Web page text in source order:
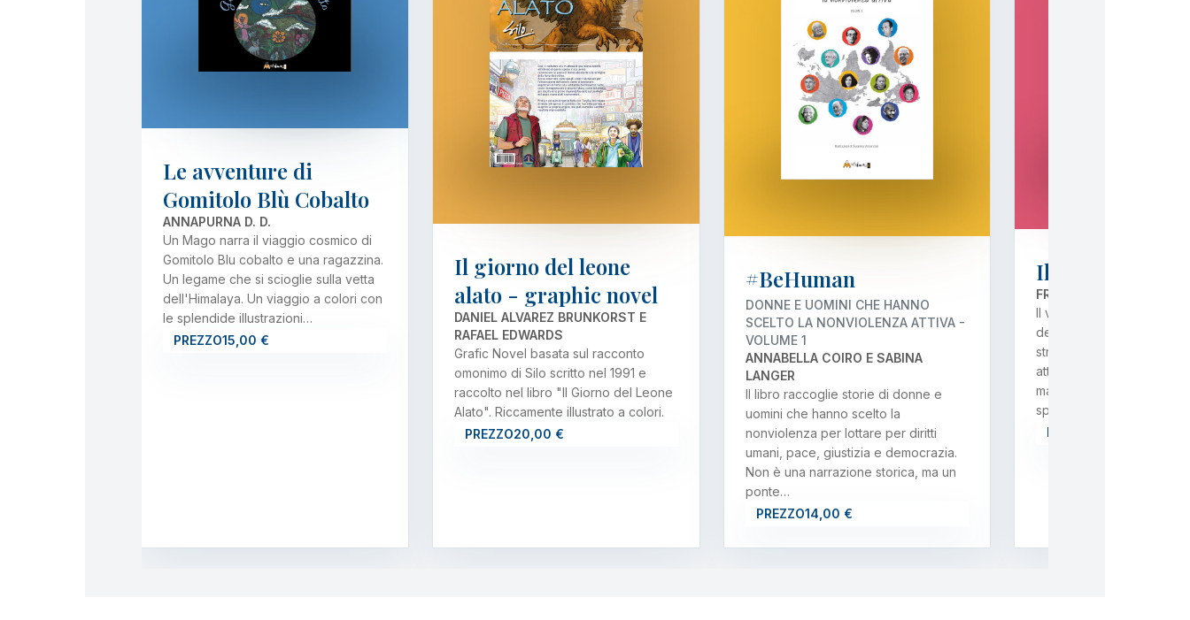
Le avventure di
Gomitolo Blù Cobalto
ANNAPURNA D. D.
Un Mago narra il viaggio cosmico di
Gomitolo Blu cobalto e una ragazzina.
Un legame che si scioglie sulla vetta
dell'Himalaya. Un viaggio a colori con
le splendide illustrazioni…
PREZZO15,00 €
Il giorno del leone
alato - graphic novel
DANIEL ALVAREZ BRUNKORST E
RAFAEL EDWARDS
Grafic Novel basata sul racconto
omonimo di Silo scritto nel 1991 e
raccolto nel libro "Il Giorno del Leone
Alato". Riccamente illustrato a colori.
PREZZO20,00 €
#BeHuman
DONNE E UOMINI CHE HANNO
SCELTO LA NONVIOLENZA ATTIVA -
VOLUME 1
ANNABELLA COIRO E SABINA
LANGER
Il libro raccoglie storie di donne e
uomini che hanno scelto la
nonviolenza per lottare per diritti
umani, pace, giustizia e democrazia.
Non è una narrazione storica, ma un
ponte…
PREZZO14,00 €
Il viaggio di
FRANCESCO BOSCHI
Il viaggio di Nassir nasce
desiderio di creare un
strumento di
attraverso una storia che
ma che racchiude come
specchio…